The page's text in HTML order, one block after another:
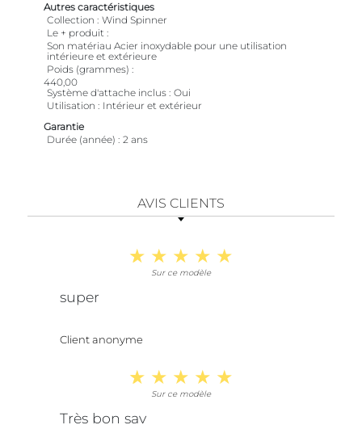
Autres caractéristiques
Collection
Wind Spinner
Le + produit
Son matériau Acier inoxydable pour une utilisation
intérieure et extérieure
Poids (grammes)
440,00
Système d'attache inclus Oui
Utilisation
Intérieur et extérieur
Garantie
Durée (année)
2 ans
AVIS CLIENTS
Sur ce modèle
super
Client anonyme
Sur ce modèle
Très bon sav